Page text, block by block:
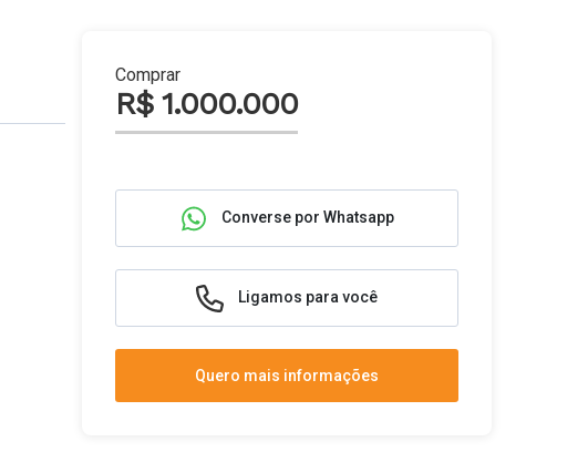
Comprar
R$ 1.000.000
Converse por Whatsapp
Ligamos para você
Quero mais informações